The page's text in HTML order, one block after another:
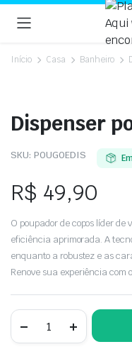
Início Casa Banheiro
Dispenser
SKU: POUGOEDIS
R$ 49,90
O poupador de copos líder
eficiência aprimorada. A
enquanto a robustez e as
Renove sua experiência com